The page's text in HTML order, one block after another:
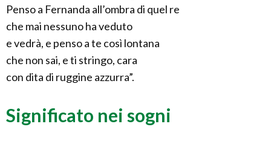
Penso a Fernanda all’ombra di quel re
che mai nessuno ha veduto
e vedrà, e penso a te così lontana
che non sai, e ti stringo, cara
con dita di ruggine azzurra”.
Significato nei sogni